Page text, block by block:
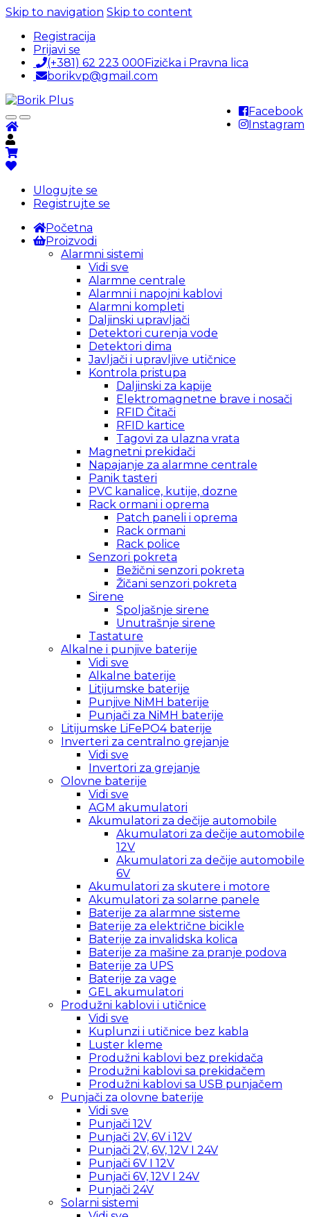
Skip to navigation Skip to content
Registracija
Prijavi se
(+381) 62 223 000Fizička i Pravna lica
borikvp@gmail.com
Facebook
Instagram
Ulogujte se
Registrujte se
Početna
Proizvodi
Alarmni sistemi
Vidi sve
Alarmne centrale
Alarmni i napojni kablovi
Alarmni kompleti
Daljinski upravljači
Detektori curenja vode
Detektori dima
Javljači i upravljive utičnice
Kontrola pristupa
Daljinski za kapije
Elektromagnetne brave i nosači
RFID Čitači
RFID kartice
Tagovi za ulazna vrata
Magnetni prekidači
Napajanje za alarmne centrale
Panik tasteri
PVC kanalice, kutije, dozne
Rack ormani i oprema
Patch paneli i oprema
Rack ormani
Rack police
Senzori pokreta
Bežični senzori pokreta
Žičani senzori pokreta
Sirene
Spoljašnje sirene
Unutrašnje sirene
Tastature
Alkalne i punjive baterije
Vidi sve
Alkalne baterije
Litijumske baterije
Punjive NiMH baterije
Punjači za NiMH baterije
Litijumske LiFePO4 baterije
Inverteri za centralno grejanje
Vidi sve
Invertori za grejanje
Olovne baterije
Vidi sve
AGM akumulatori
Akumulatori za dečije automobile
Akumulatori za dečije automobile
12V
Akumulatori za dečije automobile
6V
Akumulatori za skutere i motore
Akumulatori za solarne panele
Baterije za alarmne sisteme
Baterije za električne bicikle
Baterije za invalidska kolica
Baterije za mašine za pranje podova
Baterije za UPS
Baterije za vage
GEL akumulatori
Produžni kablovi i utičnice
Vidi sve
Kuplunzi i utičnice bez kabla
Luster kleme
Produžni kablovi bez prekidača
Produžni kablovi sa prekidačem
Produžni kablovi sa USB punjačem
Punjači za olovne baterije
Vidi sve
Punjači 12V
Punjači 2V, 6V i 12V
Punjači 2V, 6V, 12V I 24V
Punjači 6V I 12V
Punjači 6V, 12V I 24V
Punjači 24V
Solarni sistemi